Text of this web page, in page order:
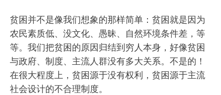
贫困并不是像我们想象的那样简单：贫困就是因为
农民素质低、没文化、愚昧、自然环境条件差，等
等。我们把贫困的原因归结到穷人本身，好像贫困
与政府、制度、主流人群没有多大关系。不是的！
在很大程度上，贫困源于没有权利，贫困源于主流
社会设计的不合理制度。